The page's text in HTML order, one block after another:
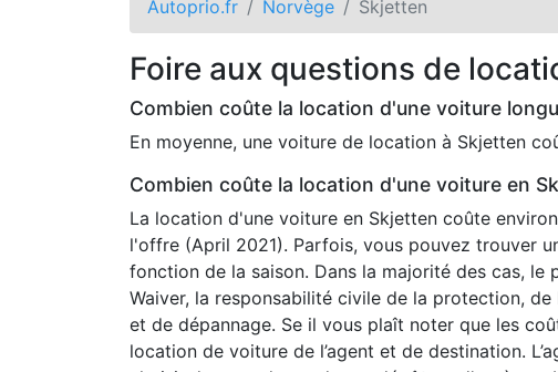
Autoprio.fr Norvège Skjetten
Foire aux questions de
Combien coûte la location d'une voiture
En moyenne, une voiture de location à Skjetten
Combien coûte la location d'une voiture en
La location d'une voiture en Skjetten coûte
l'offre (April 2021). Parfois, vous pouvez trouver
fonction de la saison. Dans la majorité des cas,
Waiver, la responsabilité civile de la protection,
et de dépannage. Se il vous plaît noter que les
location de voiture de l’agent et de destination.